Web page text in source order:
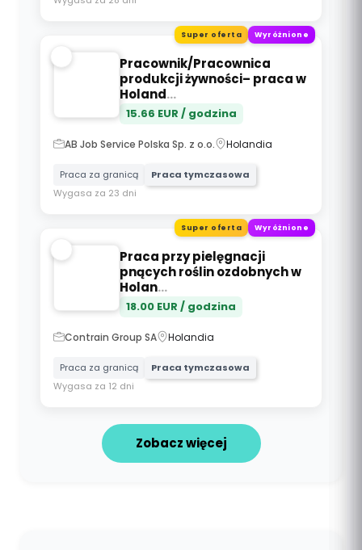
Pracownik/Pracownica
produkcji żywności– praca w
Holand...
15.66 EUR / godzina
Super oferta Wyróżnione
AB Job Service Polska Sp. z o.o. Holandia
Praca za granicą
Praca tymczasowa
Wygasa za 23 dni
Praca przy pielęgnacji
pnących roślin ozdobnych w
Holan...
18.00 EUR / godzina
Super oferta Wyróżnione
Contrain Group SA Holandia
Praca za granicą
Praca tymczasowa
Wygasa za 12 dni
Zobacz więcej